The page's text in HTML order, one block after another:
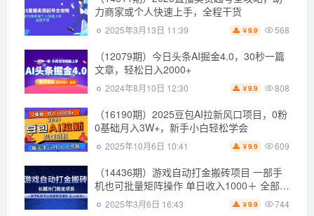
力商家或个人快速上手，全程干货
2025年3月13日 11:39 ￥9.9 568
（12079期）今日头条AI掘金4.0，30秒一篇
文章，轻松日入2000+
2024年8月10日 12:30 ￥9.9 808
（16190期）2025豆包AI拉新风口项目，0粉
0基础月入3W+，新手小白轻松学会
2025年10月6日 10:41 ￥9.9 609
（14436期）游戏自动打金搬砖项目 一部手
机也可批量矩阵操作 单日收入1000＋ 全部…
2025年3月6日 16:43 ￥9.9 744